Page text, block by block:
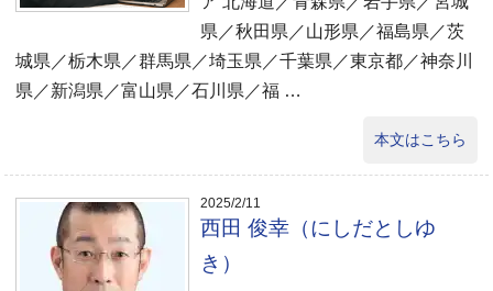
県／秋田県／山形県／福島県／茨
城県／栃木県／群馬県／埼玉県／千葉県／東京都／神奈川
県／新潟県／富山県／石川県／福 …
本文はこちら
2025/2/11
西田 俊幸（にしだとしゆ
き）